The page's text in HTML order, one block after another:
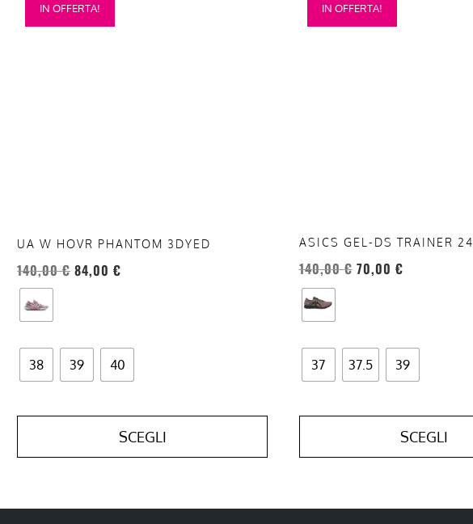
IN OFFERTA!
UA W HOVR PHANTOM 3DYED
140,00€ 84,00€
38 39 40
SCEGLI
prodotto
del
prodotto
IN OFFERTA!
ASICS GEL-DS TRAINER 24
140,00€ 70,00 €
37 37.5 39
SCEGLI
prodotto
del
prodotto